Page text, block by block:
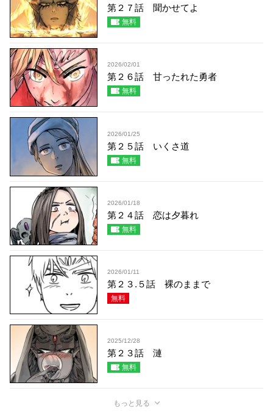
第２７話 聞かせてよ
無料
2026/02/01
第２６話 甘ったれた勇者
無料
2026/01/25
第２５話 いくさ道
無料
2026/01/18
第２４話 恋は夕暮れ
無料
2026/01/11
第２３.５話 裸のままで
無料
2025/12/28
第２３話 漣
無料
もっと見る